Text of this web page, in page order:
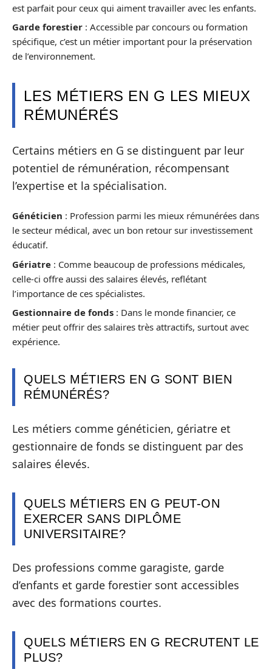
est parfait pour ceux qui aiment travailler avec les enfants.
Garde forestier : Accessible par concours ou formation
spécifique, c’est un métier important pour la préservation
de l’environnement.
LES MÉTIERS EN G LES MIEUX
RÉMUNÉRÉS
Certains métiers en G se distinguent par leur
potentiel de rémunération, récompensant
l’expertise et la spécialisation.
Généticien : Profession parmi les mieux rémunérées dans
le secteur médical, avec un bon retour sur investissement
éducatif.
Gériatre : Comme beaucoup de professions médicales,
celle-ci offre aussi des salaires élevés, reflétant
l’importance de ces spécialistes.
Gestionnaire de fonds : Dans le monde financier, ce
métier peut offrir des salaires très attractifs, surtout avec
expérience.
QUELS MÉTIERS EN G SONT BIEN
RÉMUNÉRÉS?
Les métiers comme généticien, gériatre et
gestionnaire de fonds se distinguent par des
salaires élevés.
QUELS MÉTIERS EN G PEUT-ON
EXERCER SANS DIPLÔME
UNIVERSITAIRE?
Des professions comme garagiste, garde
d’enfants et garde forestier sont accessibles
avec des formations courtes.
QUELS MÉTIERS EN G RECRUTENT LE
PLUS?